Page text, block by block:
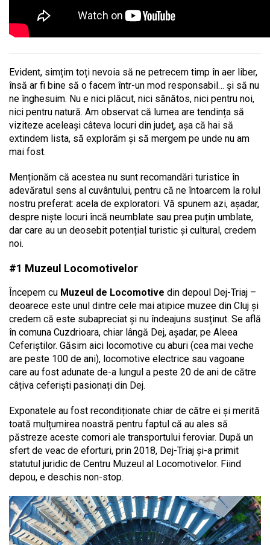
Evident, simțim toți nevoia să ne petrecem timp în aer liber,
însă ar fi bine să o facem într-un mod responsabil… și să nu
ne înghesuim. Nu e nici plăcut, nici sănătos, nici pentru noi,
nici pentru natură. Am observat că lumea are tendința să
viziteze aceleași câteva locuri din județ, așa că hai să
extindem lista, să explorăm și să mergem pe unde nu am
mai fost.
Menționăm că acestea nu sunt recomandări turistice în
adevăratul sens al cuvântului, pentru că ne întoarcem la rolul
nostru preferat: acela de exploratori. Vă spunem azi, așadar,
despre niște locuri încă neumblate sau prea puțin umblate,
dar care au un deosebit potențial turistic și cultural, credem
noi.
#1 Muzeul Locomotivelor
Începem cu Muzeul de Locomotive din depoul Dej-Triaj –
deoarece este unul dintre cele mai atipice muzee din Cluj și
credem că este subapreciat și nu îndeajuns susținut. Se află
în comuna Cuzdrioara, chiar lângă Dej, așadar, pe Aleea
Ceferiștilor. Găsim aici locomotive cu aburi (cea mai veche
are peste 100 de ani), locomotive electrice sau vagoane
care au fost adunate de-a lungul a peste 20 de ani de către
câțiva ceferiști pasionați din Dej.
Exponatele au fost recondiționate chiar de către ei și merită
toată mulțumirea noastră pentru faptul că au ales să
păstreze aceste comori ale transportului feroviar. După un
sfert de veac de eforturi, prin 2018, Dej-Triaj și-a primit
statutul juridic de Centru Muzeul al Locomotivelor. Fiind
depou, e deschis non-stop.